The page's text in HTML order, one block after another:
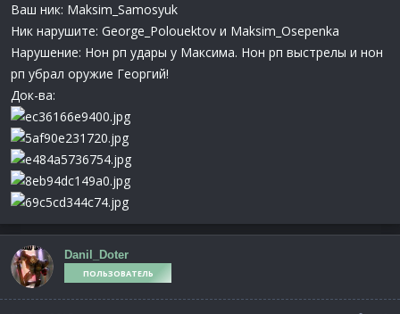
Ваш ник: Maksim_Samosyuk
Ник нарушите: George_Polouektov и Maksim_Osepenka
Нарушение: Нон рп удары у Максима. Нон рп выстрелы и нон
рп убрал оружие Георгий!
Док-ва:
Danil_Doter
ПОЛЬЗОВАТЕЛЬ